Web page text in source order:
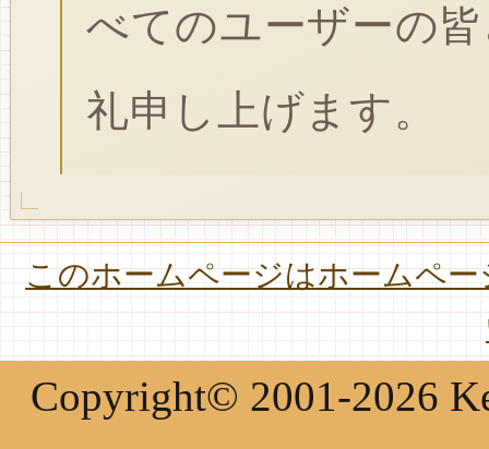
べてのユーザーの
礼申し上げます。
このホームページはホームペ
Copyright© 2001-2026